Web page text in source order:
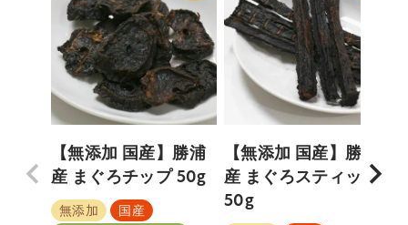
【無添加 国産】勝浦
産 まぐろチップ 50g
無添加
国産
【無添加 国産】勝浦
産 まぐろスティック
50g